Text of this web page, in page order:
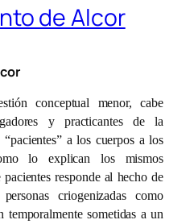
de Alcor
conceptual menor, cabe
y practicantes de la
a los cuerpos a los
lo explican los mismos
responde al hecho de
criogenizadas como
temporalmente sometidas a un